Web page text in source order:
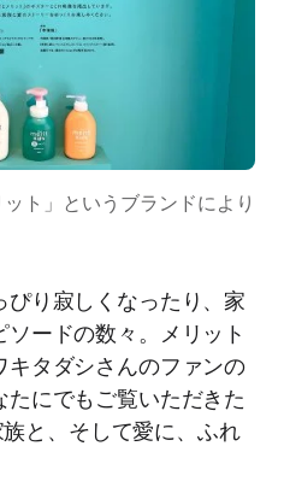
ト」というブランドにより
ぴり寂しくなったり、家
ードの数々。メリット
キタダシさんのファンの
たにでもご覧いただきた
と、そして愛に、ふれ